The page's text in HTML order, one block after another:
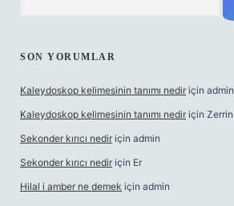
SON YORUMLAR
Kaleydoskop kelimesinin tanımı nedir için admin
Kaleydoskop kelimesinin tanımı nedir için Zerrin
Sekonder kırıcı nedir için admin
Sekonder kırıcı nedir için Er
Hilal i amber ne demek için admin